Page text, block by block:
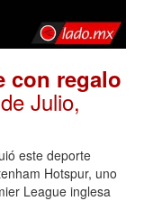
con regalo
Julio,
este deporte
Hotspur, uno
League inglesa